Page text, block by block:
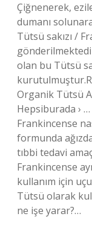
Çiğnenerek,
dumanı
Tütsü sakızı /
olan bu Tütsü
Organik Tütsü
Hepsiburada ›
Frankincense
formunda
tıbbi tedavi
Frankincense
kullanım için
Tütsü olarak
ne işe yarar?…